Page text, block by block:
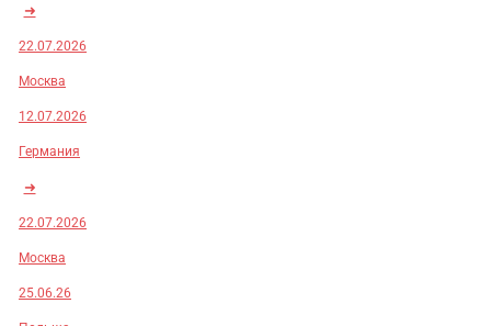
➜
22.07.2026
Москва
12.07.2026
Германия
➜
22.07.2026
Москва
25.06.26